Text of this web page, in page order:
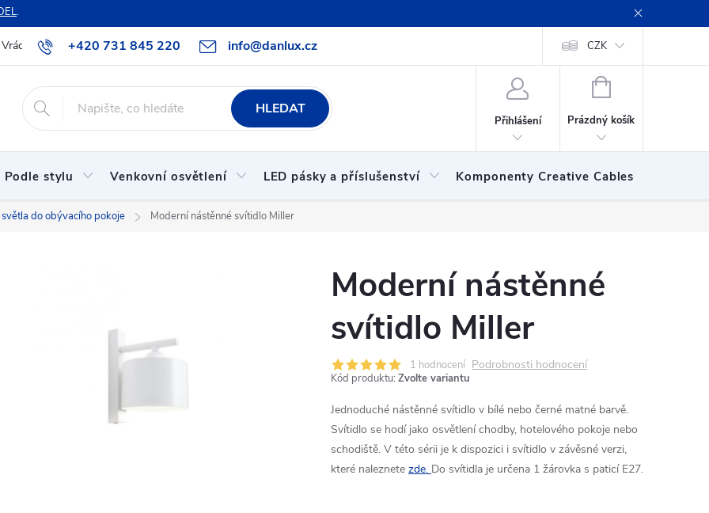
.
+420 731 845 220 info@danlux.cz
Vrácení zboží a reklamace O nás B2B spolupráce Hodnocení obchodu Podmínky ochrany
CZK
HLEDAT
Přihlášení
NÁKUPNÍ
Prázdný košík
Podle stylu Venkovní osvětlení LED pásky a příslušenství Komponenty Creative Cables
do obývacího pokoje Moderní nástěnné svítidlo Miller
Moderní nástěnné
svítidlo Miller
1 hodnocení Podrobnosti hodnocení
Kód produktu: Zvolte variantu
Jednoduché nástěnné svítidlo v bílé nebo černé matné barvě.
Svítidlo se hodí jako osvětlení chodby, hotelového pokoje nebo
schodiště. V této sérii je k dispozici i svítidlo v závěsné verzi,
které naleznete zde. Do svítidla je určena 1 žárovka s paticí E27.